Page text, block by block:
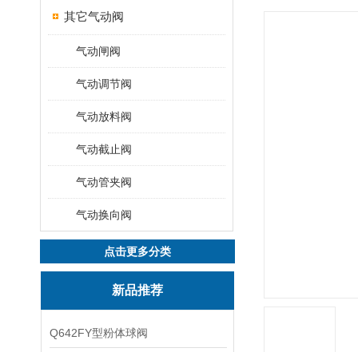
其它气动阀
气动闸阀
气动调节阀
气动放料阀
气动截止阀
气动管夹阀
气动换向阀
点击更多分类
新品推荐
Q642FY型粉体球阀